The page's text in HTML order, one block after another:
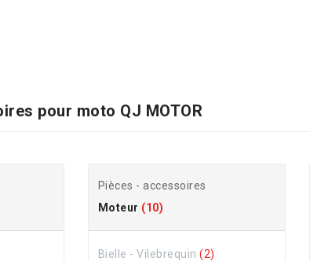
pour moto QJ MOTOR
Pièces - accessoires
Moteur (10)
Bielle - Vilebrequin (2)